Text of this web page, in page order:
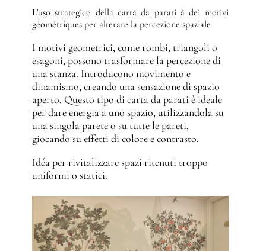
L'uso strategico della carta da parati à dei motivi
géométriques per alterare la percezione spaziale
I motivi geometrici, come rombi, triangoli o
esagoni, possono trasformare la percezione di
una stanza. Introducono movimento e
dinamismo, creando una sensazione di spazio
aperto. Questo tipo di carta da parati è ideale
per dare energia a uno spazio, utilizzandola su
una singola parete o su tutte le pareti,
giocando su effetti di colore e contrasto.
Idéa per rivitalizzare spazi ritenuti troppo
uniformi o statici.